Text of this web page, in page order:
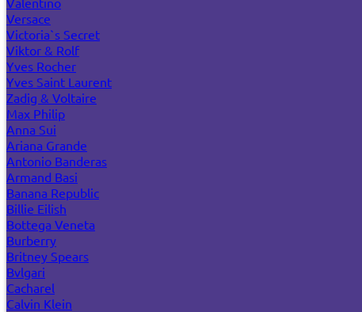
Versace
Victoria`s Secret
Viktor & Rolf
Yves Rocher
Yves Saint Laurent
Zadig & Voltaire
Max Philip
Anna Sui
Ariana Grande
Antonio Banderas
Armand Basi
Banana Republic
Billie Eilish
Bottega Veneta
Burberry
Britney Spears
Bvlgari
Cacharel
Calvin Klein